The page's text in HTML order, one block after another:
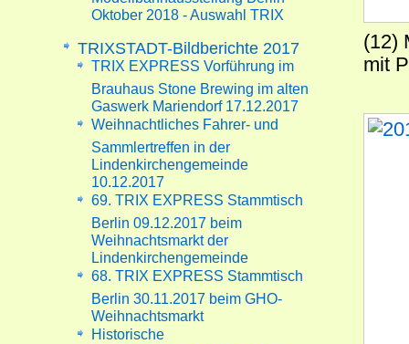
(12)
mit
Oktober 2018 - Auswahl TRIX
TRIXSTADT-Bildberichte 2017
TRIX EXPRESS Vorführung im
Brauhaus Stone Brewing im alten
Gaswerk Mariendorf 17.12.2017
Weihnachtliches Fahrer- und
Sammlertreffen in der
Lindenkirchengemeinde
10.12.2017
69. TRIX EXPRESS Stammtisch
Berlin 09.12.2017 beim
Weihnachtsmarkt der
Lindenkirchengemeinde
68. TRIX EXPRESS Stammtisch
Berlin 30.11.2017 beim GHO-
Weihnachtsmarkt
Historische